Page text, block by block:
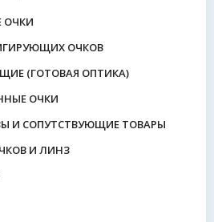
ОЧКИ
ОЧКОВ
(ГОТОВАЯ ОПТИКА)
ОЧКИ
И СОПУТСТВУЮЩИЕ ТОВАРЫ
И ЛИНЗ